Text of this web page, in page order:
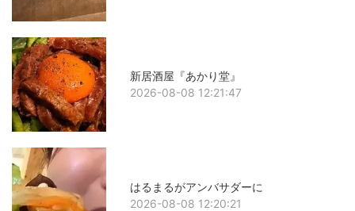
新居酒屋『あかり堂』
2026-08-08 12:21:47
はるまるがアンバサダーに
2026-08-08 12:20:21